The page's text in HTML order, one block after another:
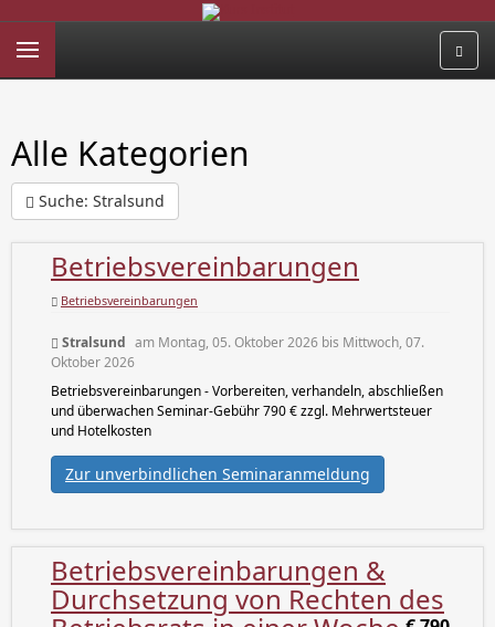
Alle Kategorien
Suche: Stralsund
Betriebsvereinbarungen
Betriebsvereinbarungen
Stralsund am Montag, 05. Oktober 2026 bis Mittwoch, 07.
Oktober 2026
Betriebsvereinbarungen - Vorbereiten, verhandeln, abschließen
und überwachen Seminar-Gebühr 790 € zzgl. Mehrwertsteuer
und Hotelkosten
Zur unverbindlichen Seminaranmeldung
Betriebsvereinbarungen &
Durchsetzung von Rechten des